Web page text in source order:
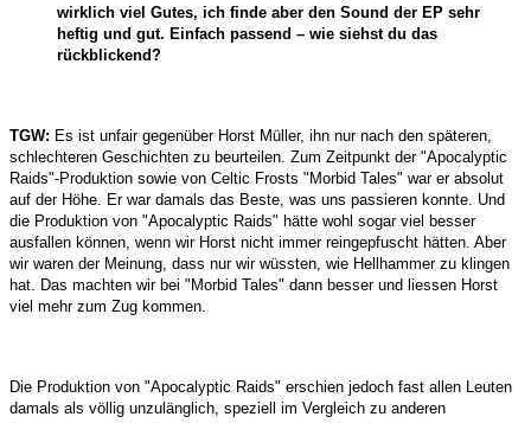
wirklich viel Gutes, ich finde aber den Sound der EP sehr
heftig und gut. Einfach passend – wie siehst du das
rückblickend?
TGW: Es ist unfair gegenüber Horst Müller, ihn nur nach den späteren,
schlechteren Geschichten zu beurteilen. Zum Zeitpunkt der "Apocalyptic
Raids"-Produktion sowie von Celtic Frosts "Morbid Tales" war er absolut
auf der Höhe. Er war damals das Beste, was uns passieren konnte. Und
die Produktion von "Apocalyptic Raids" hätte wohl sogar viel besser
ausfallen können, wenn wir Horst nicht immer reingepfuscht hätten. Aber
wir waren der Meinung, dass nur wir wüssten, wie Hellhammer zu klingen
hat. Das machten wir bei "Morbid Tales" dann besser und liessen Horst
viel mehr zum Zug kommen.
Die Produktion von "Apocalyptic Raids" erschien jedoch fast allen Leuten
damals als völlig unzulänglich, speziell im Vergleich zu anderen